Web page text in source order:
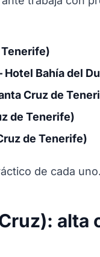
Tenerife)
Hotel Bahía del
Cruz de
de Tenerife)
de Tenerife)
de cada uno.